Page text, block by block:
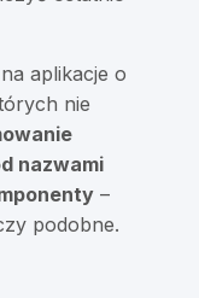
aplikacje o
nie
nazwami
–
podobne.